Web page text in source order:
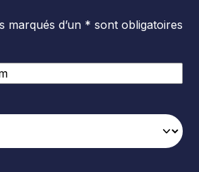
marqués d’un * sont obligatoires